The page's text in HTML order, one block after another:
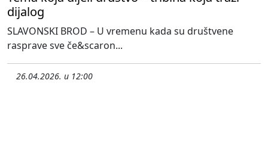
dijalog
SLAVONSKI BROD – U vremenu kada su društvene
rasprave sve če&scaron...
26.04.2026. u 12:00